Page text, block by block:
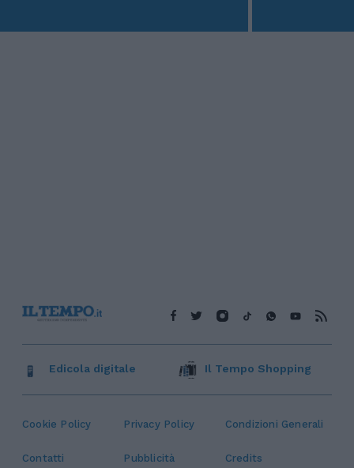
Cookie Policy Privacy Policy Condizioni Generali
Contatti Pubblicità Credits
Edicola digitale Il Tempo Shopping